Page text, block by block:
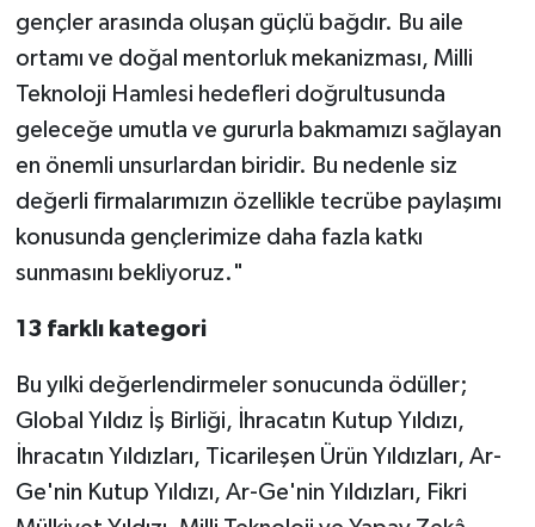
gençler arasında oluşan güçlü bağdır. Bu aile
ortamı ve doğal mentorluk mekanizması, Milli
Teknoloji Hamlesi hedefleri doğrultusunda
geleceğe umutla ve gururla bakmamızı sağlayan
en önemli unsurlardan biridir. Bu nedenle siz
değerli firmalarımızın özellikle tecrübe paylaşımı
konusunda gençlerimize daha fazla katkı
sunmasını bekliyoruz."
13 farklı kategori
Bu yılki değerlendirmeler sonucunda ödüller;
Global Yıldız İş Birliği, İhracatın Kutup Yıldızı,
İhracatın Yıldızları, Ticarileşen Ürün Yıldızları, Ar-
Ge'nin Kutup Yıldızı, Ar-Ge'nin Yıldızları, Fikri